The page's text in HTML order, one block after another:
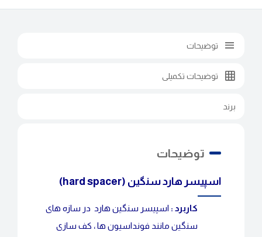
توضیحات
توضیحات تکمیلی
برند
توضیحات
اسپیسر هارد سنگین (hard spacer)
کاربرد : اسپیسر سنگین هارد در سازه های
سنگین مانند فونداسیون ها ، کف سازی